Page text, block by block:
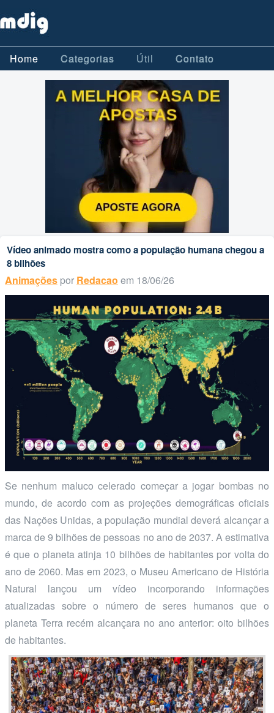
Home Categorias Útil Contato
Vídeo animado mostra como a população humana chegou a
8 bilhões
Animações por Redacao em 18/06/26
Se nenhum maluco celerado começar a jogar bombas no
mundo, de acordo com as projeções demográficas oficiais
das Nações Unidas, a população mundial deverá alcançar a
marca de 9 bilhões de pessoas no ano de 2037. A estimativa
é que o planeta atinja 10 bilhões de habitantes por volta do
ano de 2060. Mas em 2023, o Museu Americano de História
Natural lançou um vídeo incorporando informações
atualizadas sobre o número de seres humanos que o
planeta Terra recém alcançara no ano anterior: oito bilhões
de habitantes.